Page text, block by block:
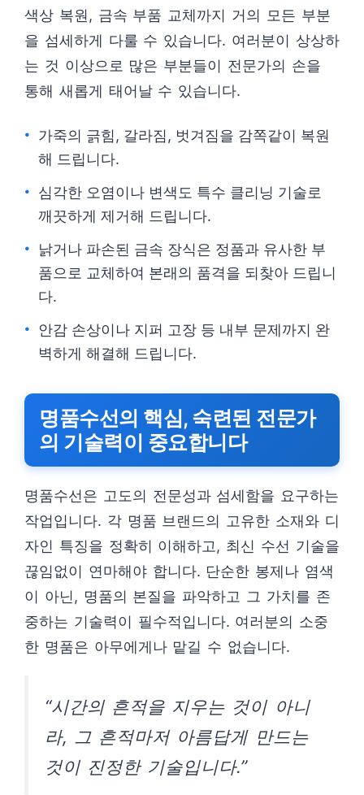
색상 복원, 금속 부품 교체까지 거의 모든 부분
을 섬세하게 다룰 수 있습니다. 여러분이 상상하
는 것 이상으로 많은 부분들이 전문가의 손을
통해 새롭게 태어날 수 있습니다.
가죽의 긁힘, 갈라짐, 벗겨짐을 감쪽같이 복원
해 드립니다.
심각한 오염이나 변색도 특수 클리닝 기술로
깨끗하게 제거해 드립니다.
낡거나 파손된 금속 장식은 정품과 유사한 부
품으로 교체하여 본래의 품격을 되찾아 드립니
다.
안감 손상이나 지퍼 고장 등 내부 문제까지 완
벽하게 해결해 드립니다.
명품수선의 핵심, 숙련된 전문가
의 기술력이 중요합니다
명품수선은 고도의 전문성과 섬세함을 요구하는
작업입니다. 각 명품 브랜드의 고유한 소재와 디
자인 특징을 정확히 이해하고, 최신 수선 기술을
끊임없이 연마해야 합니다. 단순한 봉제나 염색
이 아닌, 명품의 본질을 파악하고 그 가치를 존
중하는 기술력이 필수적입니다. 여러분의 소중
한 명품은 아무에게나 맡길 수 없습니다.
“시간의 흔적을 지우는 것이 아니
라, 그 흔적마저 아름답게 만드는
것이 진정한 기술입니다.”